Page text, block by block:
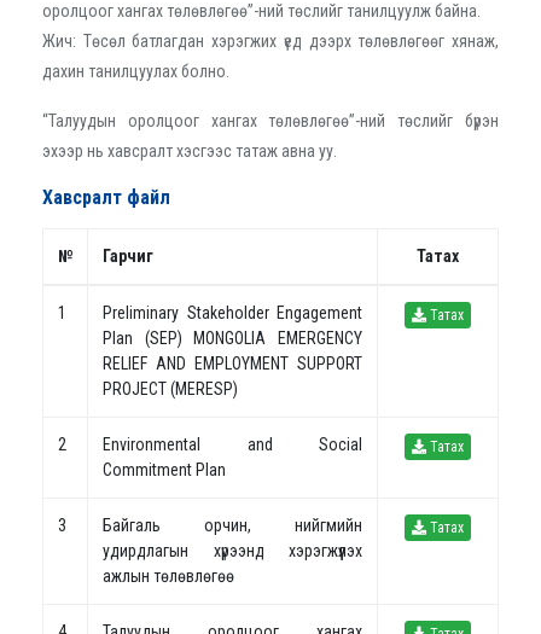
оролцоог хангах төлөвлөгөө”-ний төслийг танилцуулж байна.
Жич: Төсөл батлагдан хэрэгжих үед дээрх төлөвлөгөөг хянаж,
дахин танилцуулах болно.
“Талуудын оролцоог хангах төлөвлөгөө”-ний төслийг бүрэн
эхээр нь хавсралт хэсгээс татаж авна уу.
Хавсралт файл
№ Гарчиг Татах
1
Preliminary Stakeholder Engagement
Plan (SEP) MONGOLIA EMERGENCY
RELIEF AND EMPLOYMENT SUPPORT
PROJECT (MERESP)
Татах
2
Environmental and Social
Commitment Plan
Татах
3
Байгаль орчин, нийгмийн
удирдлагын хүрээнд хэрэгжүүлэх
ажлын төлөвлөгөө
Татах